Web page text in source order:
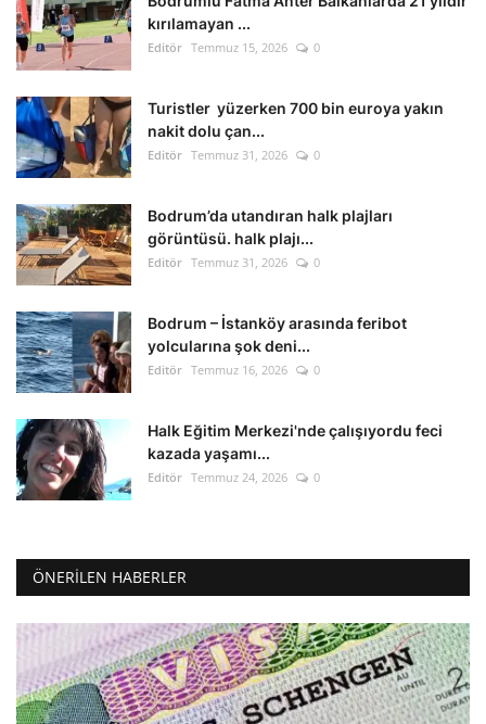
kırılamayan ...
Editör Temmuz 15, 2026 0
Turistler yüzerken 700 bin euroya yakın
nakit dolu çan...
Editör Temmuz 31, 2026 0
Bodrum’da utandıran halk plajları
görüntüsü. halk plajı...
Editör Temmuz 31, 2026 0
Bodrum – İstanköy arasında feribot
yolcularına şok deni...
Editör Temmuz 16, 2026 0
Halk Eğitim Merkezi'nde çalışıyordu feci
kazada yaşamı...
Editör Temmuz 24, 2026 0
ÖNERILEN HABERLER